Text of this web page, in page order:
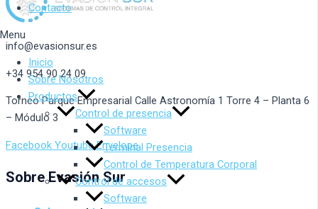
Contacto
Menu
Inicio
Sobre Nosotros
Productos
Control de presencia
Software
Terminal Presencia
Control de Temperatura Corporal
Control de accesos
Software
info@evasionsur.es
+34 954 90 24 09
Torneo Parque Empresarial Calle Astronomía 1 Torre 4 – Planta 6
– Módulo 3
Facebook Youtube Envelope
Sobre Evasión Sur